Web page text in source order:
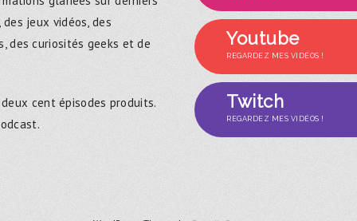
jeux vidéos, des
des curiosités geeks et de
cent épisodes produits.
Youtube
REGARDEZ MES VIDÉOS !
Twitch
REGARDEZ MES VIDÉOS !